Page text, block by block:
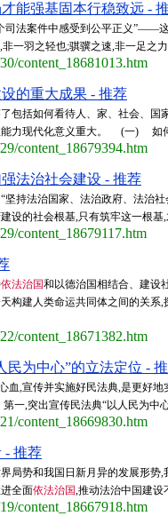
能强基固本行稳致远 -
司法案件中感受到公平正义”——
一羽之轻也;骐骥之速,非一足
content_18681013.htm
的重大成果 - 推荐
包括如何看待人、家、社会、
力现代化意义重大。 (一) 如
content_18679394.htm
法治社会建设 - 推荐
持法治国家、法治政府、法治
设的社会根基,只有筑牢这一根
content_18679117.htm
依法治国和以德治国相结合、建设
构建人类命运共同体之间的关
content_18671382.htm
民为中心”的立法定位 -
血,宣传并实施好民法典,是更好地
一,突出宣传民法典“以人民为
content_18669830.htm
- 推荐
局势和我国日新月异的发展形
全面依法治国,推动法治中国建设
content_18667918.htm